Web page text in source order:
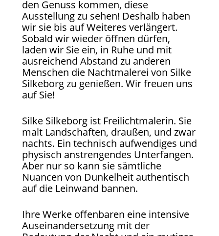
den Genuss kommen, diese
Ausstellung zu sehen! Deshalb haben
wir sie bis auf Weiteres verlängert.
Sobald wir wieder öffnen dürfen,
laden wir Sie ein, in Ruhe und mit
ausreichend Abstand zu anderen
Menschen die Nachtmalerei von Silke
Silkeborg zu genießen. Wir freuen uns
auf Sie!
Silke Silkeborg ist Freilichtmalerin. Sie
malt Landschaften, draußen, und zwar
nachts. Ein technisch aufwendiges und
physisch anstrengendes Unterfangen.
Aber nur so kann sie sämtliche
Nuancen von Dunkelheit authentisch
auf die Leinwand bannen.
Ihre Werke offenbaren eine intensive
Auseinandersetzung mit der